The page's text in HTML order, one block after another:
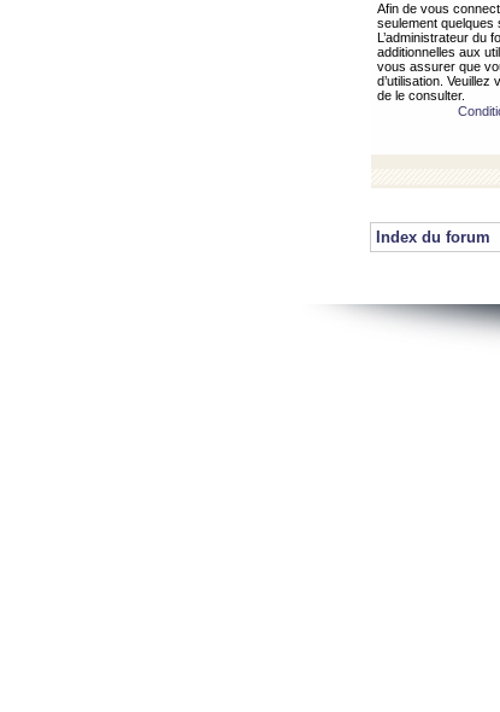
Afin de vous
seulement quelques
L’administrateur du
additionnelles aux
vous assurer que
d’utilisation.
de le consulter.
Index du forum